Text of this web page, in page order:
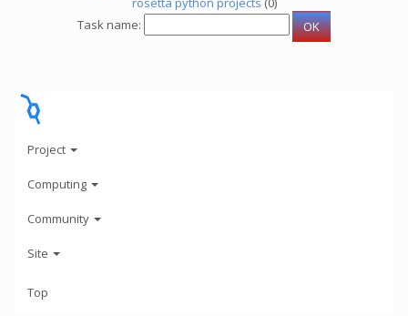
Task name:
Project
Computing
Community
Site
Top